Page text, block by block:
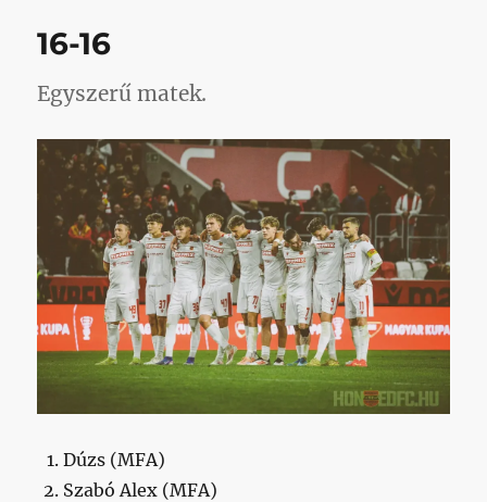
16-16
Egyszerű matek.
Dúzs (MFA)
Szabó Alex (MFA)